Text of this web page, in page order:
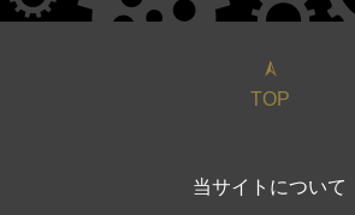
TOP
当サイトについて